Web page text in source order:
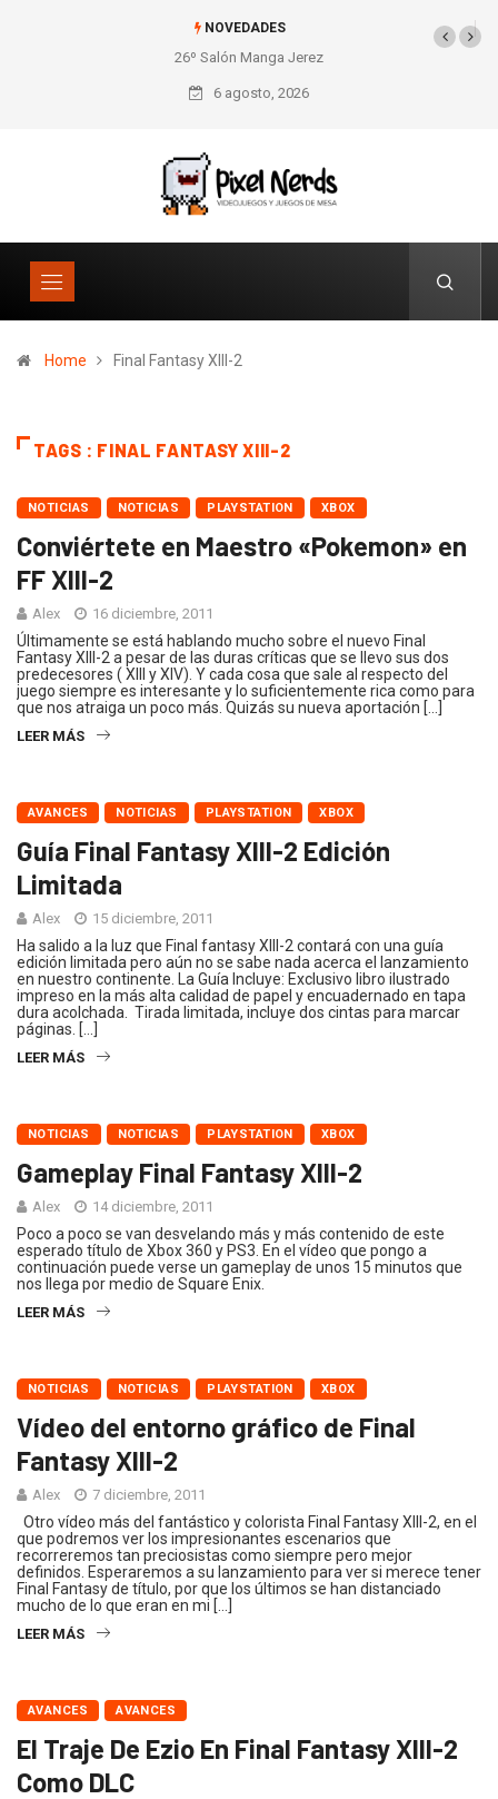
NOVEDADES
26º Salón Manga Jerez SNES Pixel Book para
los amantes de lo retro
6 agosto, 2026
Home Final Fantasy XIII-2
TAGS : FINAL FANTASY XIII-2
NOTICIAS NOTICIAS PLAYSTATION XBOX
Conviértete en Maestro «Pokemon» en
FF XIII-2
Alex 16 diciembre, 2011
Últimamente se está hablando mucho sobre el nuevo Final
Fantasy XIII-2 a pesar de las duras críticas que se llevo sus dos
predecesores ( XIII y XIV). Y cada cosa que sale al respecto del
juego siempre es interesante y lo suficientemente rica como para
que nos atraiga un poco más. Quizás su nueva aportación […]
LEER MÁS
AVANCES NOTICIAS PLAYSTATION XBOX
Guía Final Fantasy XIII-2 Edición
Limitada
Alex 15 diciembre, 2011
Ha salido a la luz que Final fantasy XIII-2 contará con una guía
edición limitada pero aún no se sabe nada acerca el lanzamiento
en nuestro continente. La Guía Incluye: Exclusivo libro ilustrado
impreso en la más alta calidad de papel y encuadernado en tapa
dura acolchada. Tirada limitada, incluye dos cintas para marcar
páginas. […]
LEER MÁS
NOTICIAS NOTICIAS PLAYSTATION XBOX
Gameplay Final Fantasy XIII-2
Alex 14 diciembre, 2011
Poco a poco se van desvelando más y más contenido de este
esperado título de Xbox 360 y PS3. En el vídeo que pongo a
continuación puede verse un gameplay de unos 15 minutos que
nos llega por medio de Square Enix.
LEER MÁS
NOTICIAS NOTICIAS PLAYSTATION XBOX
Vídeo del entorno gráfico de Final
Fantasy XIII-2
Alex 7 diciembre, 2011
Otro vídeo más del fantástico y colorista Final Fantasy XIII-2, en el
que podremos ver los impresionantes escenarios que
recorreremos tan preciosistas como siempre pero mejor
definidos. Esperaremos a su lanzamiento para ver si merece tener
Final Fantasy de título, por que los últimos se han distanciado
mucho de lo que eran en mi […]
LEER MÁS
AVANCES AVANCES
El Traje De Ezio En Final Fantasy XIII-2
Como DLC